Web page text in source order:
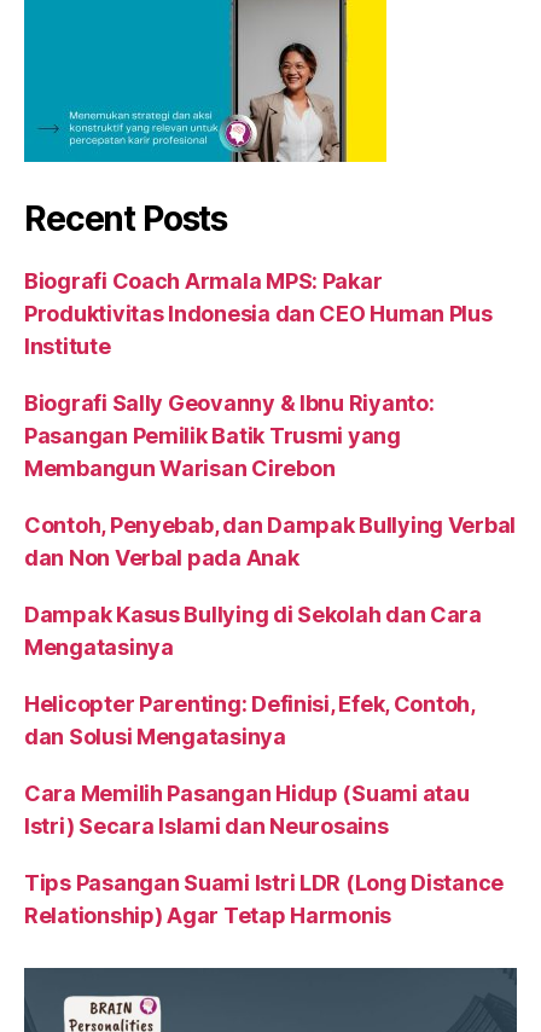
Recent Posts
Biografi Coach Armala MPS: Pakar
Produktivitas Indonesia dan CEO Human Plus
Institute
Biografi Sally Geovanny & Ibnu Riyanto:
Pasangan Pemilik Batik Trusmi yang
Membangun Warisan Cirebon
Contoh, Penyebab, dan Dampak Bullying Verbal
dan Non Verbal pada Anak
Dampak Kasus Bullying di Sekolah dan Cara
Mengatasinya
Helicopter Parenting: Definisi, Efek, Contoh,
dan Solusi Mengatasinya
Cara Memilih Pasangan Hidup (Suami atau
Istri) Secara Islami dan Neurosains
Tips Pasangan Suami Istri LDR (Long Distance
Relationship) Agar Tetap Harmonis